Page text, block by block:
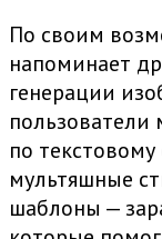
По своим
напоминает
генерации
пользователи
по
мультяшные
шаблоны —